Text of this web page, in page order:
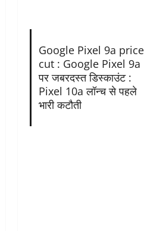
Google Pixel 9a price
cut : Google Pixel 9a
पर जबरदस्त डिस्काउंट :
Pixel 10a लॉन्च से पहले
भारी कटौती